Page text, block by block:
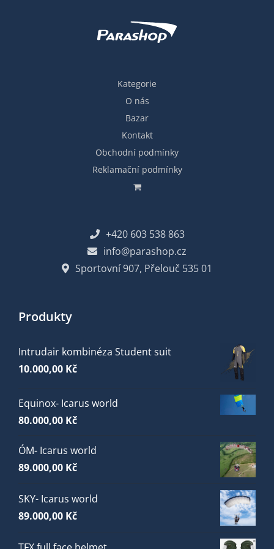
Kategorie
O nás
Bazar
Kontakt
Obchodní podmínky
Reklamační podmínky
+420 603 538 863
info@parashop.cz
Sportovní 907, Přelouč 535 01
Produkty
Intrudair kombinéza Student suit
10.000,00 Kč
Equinox- Icarus world
80.000,00 Kč
ÓM- Icarus world
89.000,00 Kč
SKY- Icarus world
89.000,00 Kč